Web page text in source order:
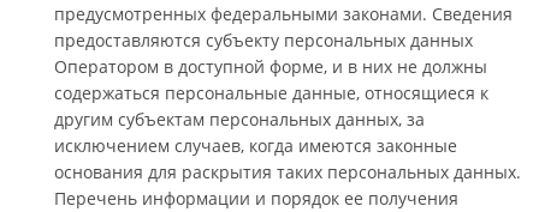
предусмотренных федеральными законами. Сведения
предоставляются субъекту персональных данных
Оператором в доступной форме, и в них не должны
содержаться персональные данные, относящиеся к
другим субъектам персональных данных, за
исключением случаев, когда имеются законные
основания для раскрытия таких персональных данных.
Перечень информации и порядок ее получения